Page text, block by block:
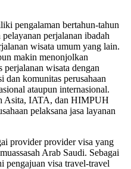
pengalaman bertahun-tahun
perjalanan ibadah
wisata umum yang lain.
makin menonjolkan
perjalanan wisata dengan
dan komunitas perusahaan
ataupun internasional.
Asita, IATA, dan HIMPUH
pelaksana jasa layanan
provider provider visa yang
Arab Saudi. Sebagai
pengajuan visa travel-travel